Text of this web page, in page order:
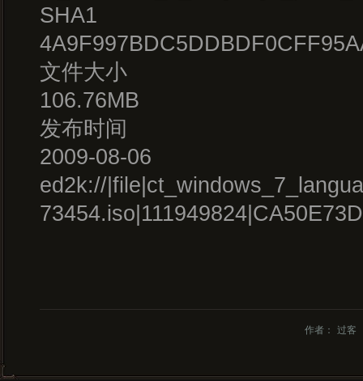
SHA1
文件大小
106.76MB
发布时间
2009-08-06
ed2k://
作者： 过客